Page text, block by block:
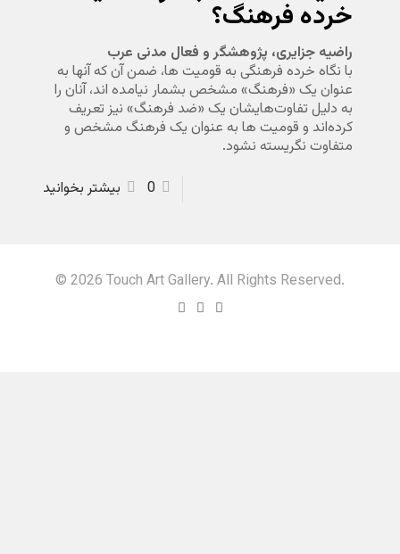
خرده فرهنگ؟
راضیه جزایری، پژوهشگر و فعال مدنی عرب
با نگاه خرده فرهنگی به قومیت ها، ضمن آن که آنها به
عنوان یک «فرهنگ» مشخص بشمار نیامده اند، آنان را
به دلیل تفاوت‌هایشان یک «ضد فرهنگ» نیز تعریف
کرده‌اند و قومیت ها به عنوان یک فرهنگ مشخص و
متفاوت نگریسته نشود.
0
بیشتر بخوانید
© 2026 Touch Art Gallery. All Rights Reserved.